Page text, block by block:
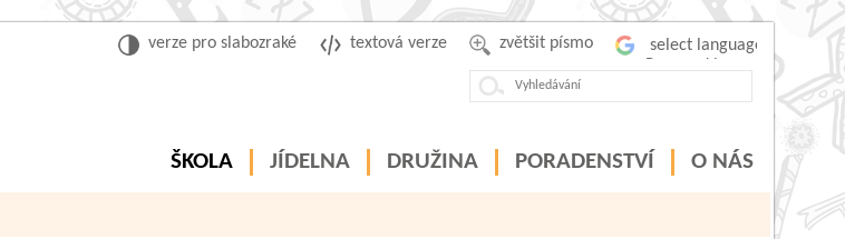
zvětšit písmo
textová verze
verze pro slabozraké
ŠKOLA JÍDELNA DRUŽINA PORADENSTVÍ O NÁS